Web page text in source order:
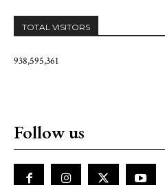
TOTAL VISITORS
938,595,361
Follow us